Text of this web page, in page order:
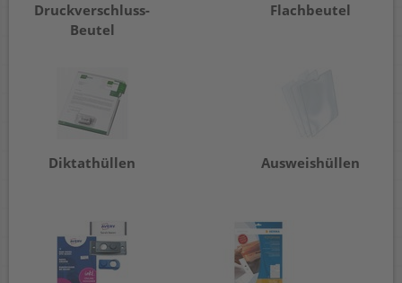
Druckverschluss-
Beutel
Flachbeutel
Diktathüllen Ausweishüllen